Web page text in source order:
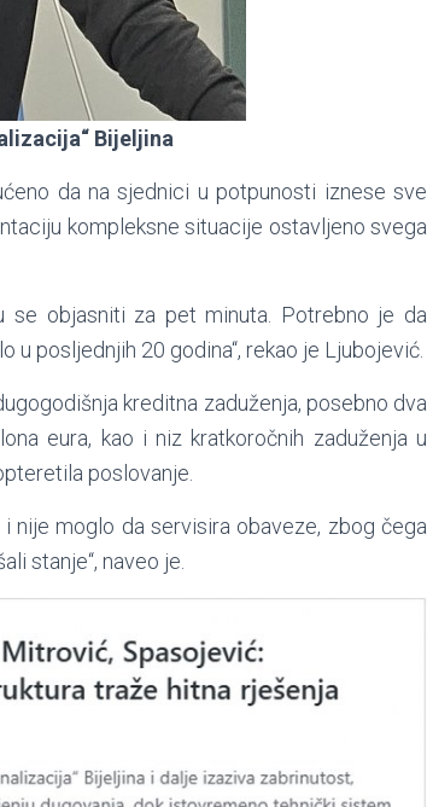
Bijeljina
da na sjednici u potpunosti iznese sve
kompleksne situacije ostavljeno svega
se objasniti za pet minuta. Potrebno je da
posljednjih 20 godina“, rekao je Ljubojević.
kreditna zaduženja, posebno dva
eura, kao i niz kratkoročnih zaduženja u
poslovanje.
nije moglo da servisira obaveze, zbog čega
stanje“, naveo je.